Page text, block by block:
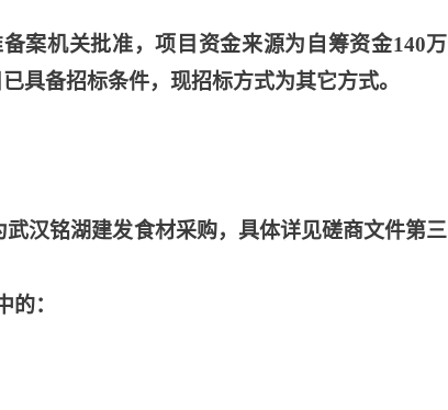
案机关批准，项目资金来源为自筹资金140万
具备招标条件，现招标方式为其它方式。
汉铭湖建发食材采购，具体详见磋商文件第三
的：